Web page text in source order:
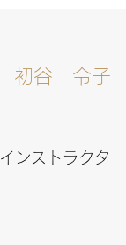
​初谷 令子
​インストラクター